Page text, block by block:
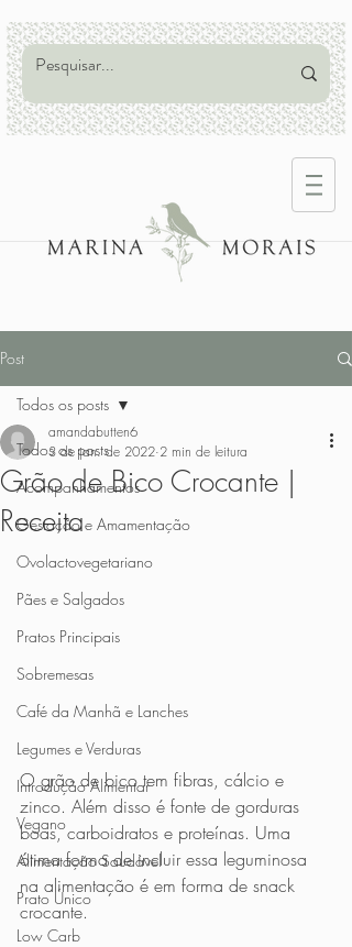
Post
Todos os posts
Acompanhamentos
Gestação e Amamentação
Ovolactovegetariano
Pães e Salgados
Pratos Principais
Sobremesas
Café da Manhã e Lanches
Legumes e Verduras
Introdução Alimentar
Vegano
Alimentação Saudável
Prato Único
Low Carb
Todos os posts
Grão de Bico Crocante |
Receita
amandabutten6
3 de jan. de 2022 2 min de leitura
O grão de bico tem fibras, cálcio e
zinco. Além disso é fonte de gorduras
boas, carboidratos e proteínas. Uma
ótima forma de incluir essa leguminosa
na alimentação é em forma de snack
crocante.